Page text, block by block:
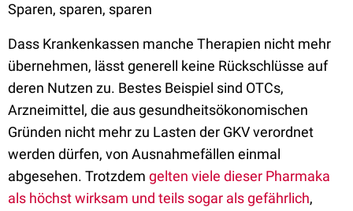
Sparen, sparen, sparen
Dass Krankenkassen manche Therapien nicht mehr
übernehmen, lässt generell keine Rückschlüsse auf
deren Nutzen zu. Bestes Beispiel sind OTCs,
Arzneimittel, die aus gesundheitsökonomischen
Gründen nicht mehr zu Lasten der GKV verordnet
werden dürfen, von Ausnahmefällen einmal
abgesehen. Trotzdem gelten viele dieser Pharmaka
als höchst wirksam und teils sogar als gefährlich,